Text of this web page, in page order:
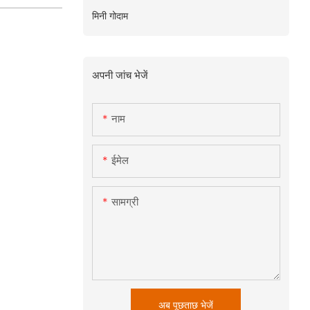
मिनी गोदाम
अपनी जांच भेजें
नाम
ईमेल
सामग्री
अब पूछताछ भेजें